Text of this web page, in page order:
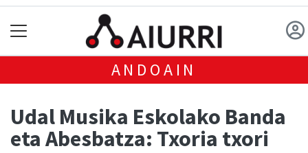
ANDOAIN
Udal Musika Eskolako Banda
eta Abesbatza: Txoria txori